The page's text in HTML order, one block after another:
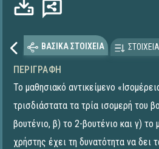
ΒΑΣΙΚΑ ΣΤΟΙΧΕΙΑ
ΠΕΡΙΓΡΑΦΉ
Το μαθησιακό αντικείμενο
τρισδιάστατα τα τρία ισομερή του
βουτένιο, β) το 2-βουτένιο και γ)
χρήστης έχει τη δυνατότητα να δει